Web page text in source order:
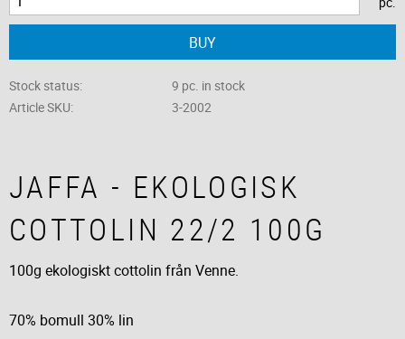
BUY
Stock status
9 pc. in stock
Article SKU
3-2002
JAFFA - EKOLOGISK
COTTOLIN 22/2 100G
100g ekologiskt cottolin från Venne.
70% bomull 30% lin